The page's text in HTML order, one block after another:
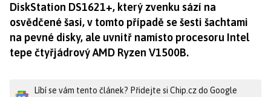
DiskStation DS1621+, který zvenku sází na
osvědčené šasi, v tomto případě se šesti šachtami
na pevné disky, ale uvnitř namísto procesoru Intel
tepe čtyřjádrový AMD Ryzen V1500B.
Líbí se vám tento článek? Přidejte si Chip.cz do Google